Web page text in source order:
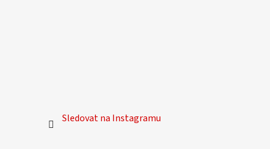
Sledovat na Instagramu